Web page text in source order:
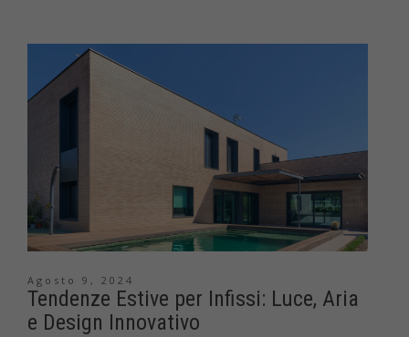
Agosto 9, 2024
Tendenze Estive per Infissi: Luce, Aria
e Design Innovativo